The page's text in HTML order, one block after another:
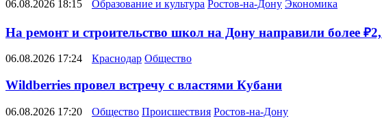
06.08.2026 18:15 Образование и культура Ростов-на-Дону Экономика
На ремонт и строительство школ на Дону направили более
06.08.2026 17:24 Краснодар Общество
Wildberries провел встречу с властями Кубани
06.08.2026 17:20 Общество Происшествия Ростов-на-Дону